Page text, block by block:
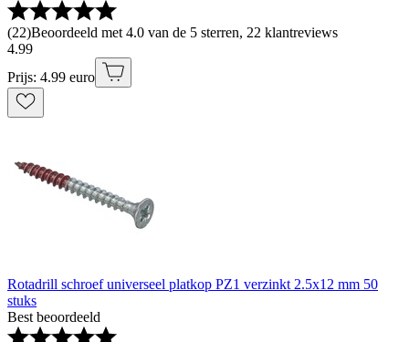
(22)Beoordeeld met 4.0 van de 5 sterren, 22 klantreviews
4.99
Prijs: 4.99 euro
Rotadrill schroef universeel platkop PZ1 verzinkt 2.5x12 mm 50
stuks
Best beoordeeld